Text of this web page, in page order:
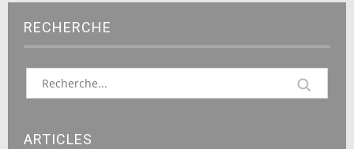
RECHERCHE
ARTICLES